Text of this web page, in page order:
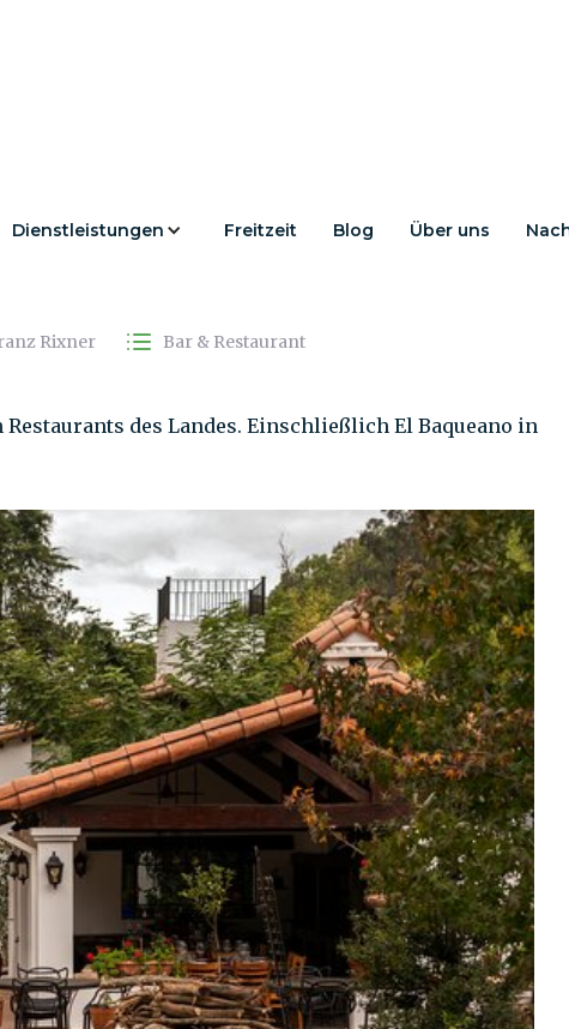
Dienstleistungen Freitzeit Blog Über uns
Rixner Bar & Restaurant
des Landes. Einschließlich El Baqueano in